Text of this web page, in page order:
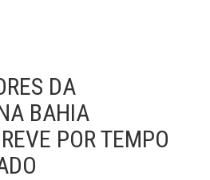
DA
BAHIA
POR TEMPO